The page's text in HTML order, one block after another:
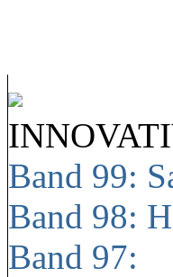
Band 99:
Band 98:
Band 97: